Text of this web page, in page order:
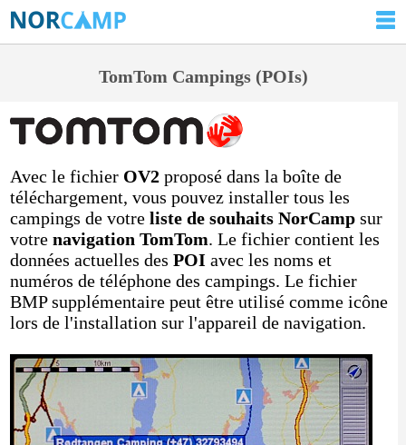
TomTom Campings (POIs)
Avec le fichier OV2proposé dans la boîte de
téléchargement, vous pouvez installer tous les
campings de votre liste de souhaits NorCampsur
votre navigation TomTom. Le fichier contient les
données actuelles des POI avec les noms et
numéros de téléphone des campings. Le fichier
BMP supplémentaire peut être utilisé comme icône
lors de l'installation sur l'appareil de navigation.